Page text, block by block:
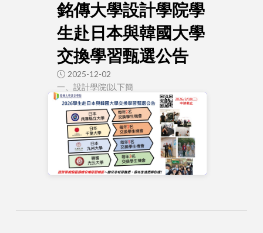
銘傳大學設計學院學
生赴日本與韓國大學
交換學習甄選公告
2025-12-02
一、設計學院(以下簡